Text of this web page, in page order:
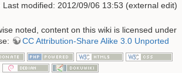
Last modified: 2012/09/06 13:53 (external edit)
noted, content on this wiki is licensed under
CC Attribution-Share Alike 3.0 Unported